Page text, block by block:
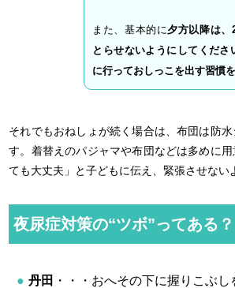
また、基本的に夕方以降は
とらせないようにしてくださ
に行っておしっこを出す習慣
それでもおねしょが続く場合は、布団は防
す。着替えのパジャマや布団などは多めに
ても大丈夫」と子どもに伝え、緊張させない
夜尿症対策の“ツボ”ってある？
丹田 ・・・おへその下に握りこぶ